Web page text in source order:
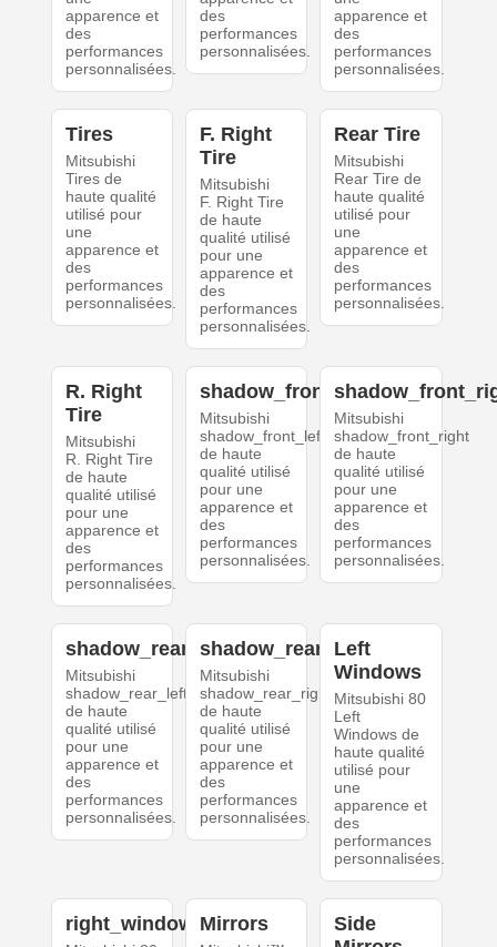
apparence et
des
performances
personnalisées.
des
performances
personnalisées.
apparence et
des
performances
personnalisées.
Tires
Mitsubishi
Tires de
haute qualité
utilisé pour
une
apparence et
des
performances
personnalisées.
F. Right
Tire
Mitsubishi
F. Right Tire
de haute
qualité utilisé
pour une
apparence et
des
performances
personnalisées.
Rear Tire
Mitsubishi
Rear Tire de
haute qualité
utilisé pour
une
apparence et
des
performances
personnalisées.
R. Right
Tire
Mitsubishi
R. Right Tire
de haute
qualité utilisé
pour une
apparence et
des
performances
personnalisées.
shadow_front_left
Mitsubishi
shadow_front_left
de haute
qualité utilisé
pour une
apparence et
des
performances
personnalisées.
Mitsubishi
shadow_front_right
de haute
qualité utilisé
pour une
apparence et
des
performances
personnalisées.
shadow_rear_left
Mitsubishi
shadow_rear_left
de haute
qualité utilisé
pour une
apparence et
des
performances
personnalisées.
shadow_rear_right
Mitsubishi
shadow_rear_right
de haute
qualité utilisé
pour une
apparence et
des
performances
personnalisées.
Left
Windows
Mitsubishi 80
Left
Windows de
haute qualité
utilisé pour
une
apparence et
des
performances
personnalisées.
right_windowsMirrors
Side